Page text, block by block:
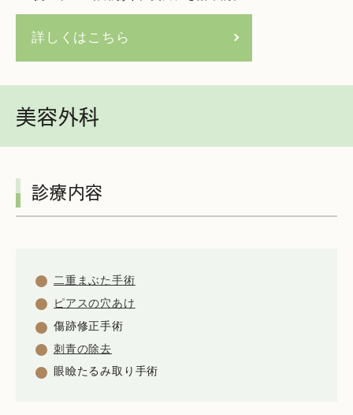
詳しくはこちら
美容外科
診療内容
二重まぶた手術
ピアスの穴あけ
傷跡修正手術
刺青の除去
眼瞼たるみ取り手術